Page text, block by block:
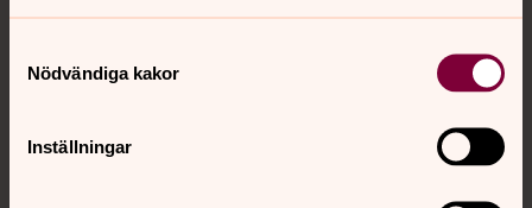
Nödvändiga kakor
Inställningar